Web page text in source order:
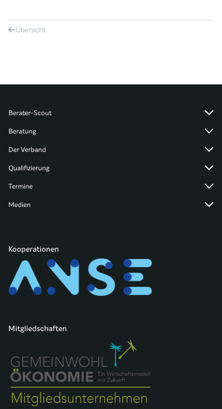
Übersicht
Berater-Scout
Beratung
Der Verband
Qualifizierung
Termine
Medien
Kooperationen
Mitgliedschaften